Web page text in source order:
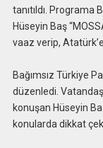
tanıtıldı. Programa
Hüseyin Baş
vaaz verip,
Bağımsız Türkiye
düzenledi.
konuşan Hüseyin
konularda dikkat